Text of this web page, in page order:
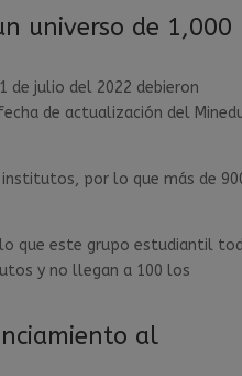
universo de 1,000
de julio del 2022 debieron
de actualización del
por lo que más de
que este grupo estudiantil
y no llegan a 100 los
al